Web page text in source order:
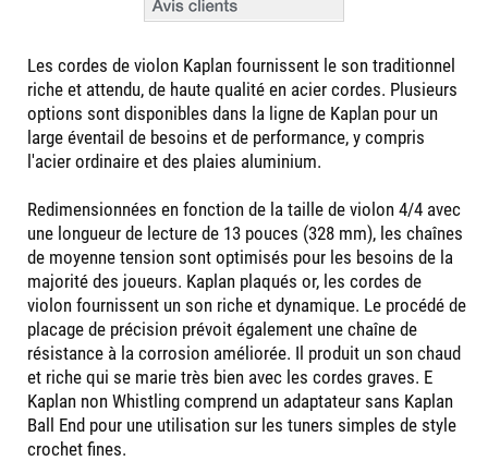
Les cordes de violon Kaplan fournissent le son traditionnel
riche et attendu, de haute qualité en acier cordes. Plusieurs
options sont disponibles dans la ligne de Kaplan pour un
large éventail de besoins et de performance, y compris
l'acier ordinaire et des plaies aluminium.
Redimensionnées en fonction de la taille de violon 4/4 avec
une longueur de lecture de 13 pouces (328 mm), les chaînes
de moyenne tension sont optimisés pour les besoins de la
majorité des joueurs. Kaplan plaqués or, les cordes de
violon fournissent un son riche et dynamique. Le procédé de
placage de précision prévoit également une chaîne de
résistance à la corrosion améliorée. Il produit un son chaud
et riche qui se marie très bien avec les cordes graves. E
Kaplan non Whistling comprend un adaptateur sans Kaplan
Ball End pour une utilisation sur les tuners simples de style
crochet fines.